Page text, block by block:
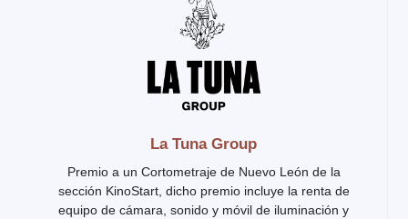
La Tuna Group
Premio a un Cortometraje de Nuevo León de la
sección KinoStart, dicho premio incluye la renta de
equipo de cámara, sonido y móvil de iluminación y